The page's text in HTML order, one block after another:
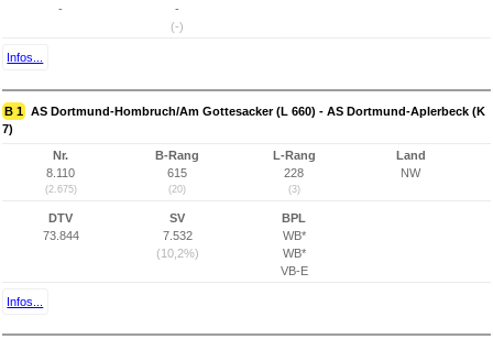
-
-
(-)
Infos...
B 1 AS Dortmund-Hombruch/Am Gottesacker (L 660) - AS Dortmund-Aplerbeck (K
7)
Nr.
8.110
(2.675)
B-Rang
615
(20)
L-Rang
228
(3)
Land
NW
DTV
73.844
SV
7.532
(10,2%)
BPL
WB*
WB*
VB-E
Infos...